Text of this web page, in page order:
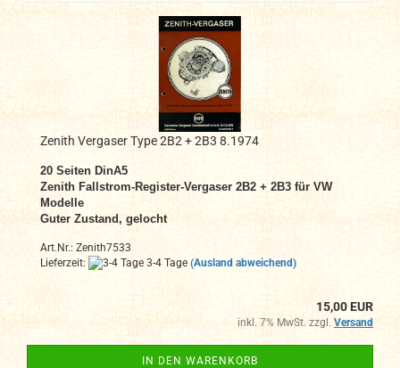
Zenith Vergaser Type 2B2 + 2B3 8.1974
20 Seiten DinA5
Zenith Fallstrom-Register-Vergaser 2B2 + 2B3 für VW
Modelle
Guter Zustand, gelocht
Art.Nr.: Zenith7533
Lieferzeit:
3-4 Tage (Ausland abweichend)
15,00 EUR
inkl. 7% MwSt. zzgl. Versand
IN DEN WARENKORB